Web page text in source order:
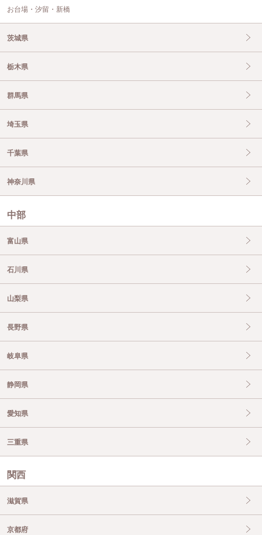
お台場・汐留・新橋
茨城県
栃木県
群馬県
埼玉県
千葉県
神奈川県
中部
富山県
石川県
山梨県
長野県
岐阜県
静岡県
愛知県
三重県
関西
滋賀県
京都府